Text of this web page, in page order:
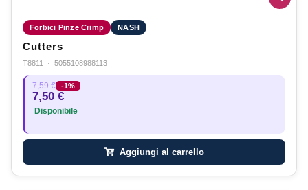
Forbici Pinze Crimp NASH
Cutters
T8811 · 5055108988113
7,59 € -1%
7,50 €
Disponibile
Aggiungi al carrello